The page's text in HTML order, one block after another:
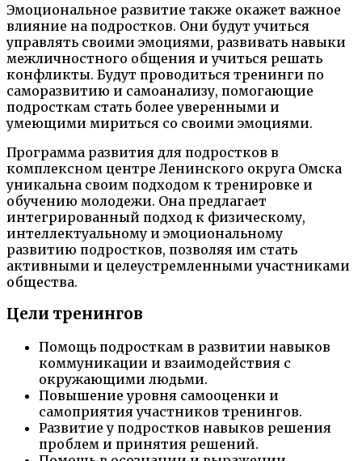
Эмоциональное развитие также окажет важное
влияние на подростков. Они будут учиться
управлять своими эмоциями, развивать навыки
межличностного общения и учиться решать
конфликты. Будут проводиться тренинги по
саморазвитию и самоанализу, помогающие
подросткам стать более уверенными и
умеющими мириться со своими эмоциями.
Программа развития для подростков в
комплексном центре Ленинского округа Омска
уникальна своим подходом к тренировке и
обучению молодежи. Она предлагает
интегрированный подход к физическому,
интеллектуальному и эмоциональному
развитию подростков, позволяя им стать
активными и целеустремленными участниками
общества.
Цели тренингов
Помощь подросткам в развитии навыков
коммуникации и взаимодействия с
окружающими людьми.
Повышение уровня самооценки и
самоприятия участников тренингов.
Развитие у подростков навыков решения
проблем и принятия решений.